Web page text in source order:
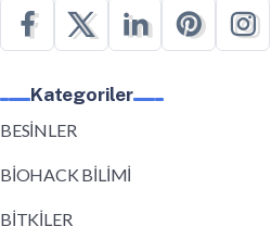
Kategoriler
BESİNLER
BİOHACK BİLİMİ
BİTKİLER